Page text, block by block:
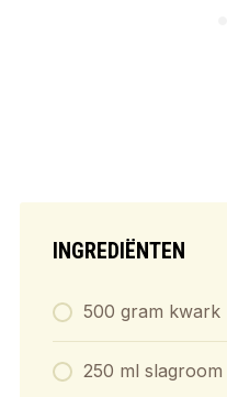
INGREDIËNTEN
500 gram kwark
250 ml slagroom